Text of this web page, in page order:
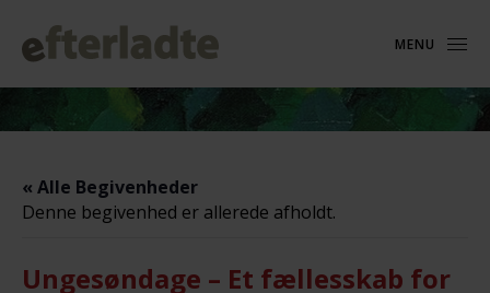
MENU
« Alle Begivenheder
Denne begivenhed er allerede afholdt.
Ungesøndage – Et fællesskab for